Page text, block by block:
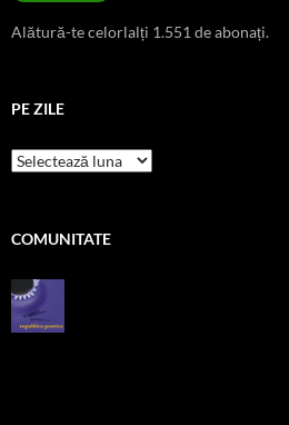
Alătură-te celorlalți 1.551 de abonați.
PE ZILE
pe
zile
COMUNITATE